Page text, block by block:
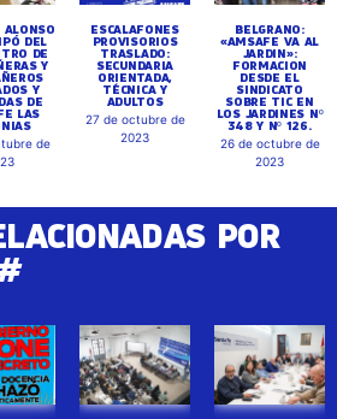
ALONSO
DEL
DE
Y
Y
DE
LAS
de
ESCALAFONES
PROVISORIOS
TRASLADO:
SECUNDARIA
ORIENTADA,
TÉCNICA Y
ADULTOS
27 de octubre de
2023
BELGRANO:
«AMSAFE VA AL
JARDIN»:
FORMACION
DESDE EL
SINDICATO
SOBRE TIC EN
LOS JARDINES Nº
348 Y Nº 126.
26 de octubre de
2023
POR